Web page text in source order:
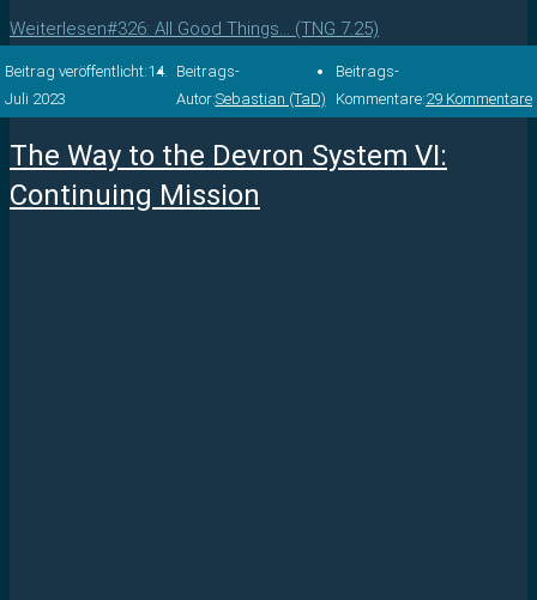
Weiterlesen#326: All Good Things… (TNG 7.25)
Beitrag veröffentlicht:14.
Juli 2023
Beitrags-
Autor:Sebastian (TaD)
Beitrags-
Kommentare:29 Kommentare
The Way to the Devron System VI:
Continuing Mission